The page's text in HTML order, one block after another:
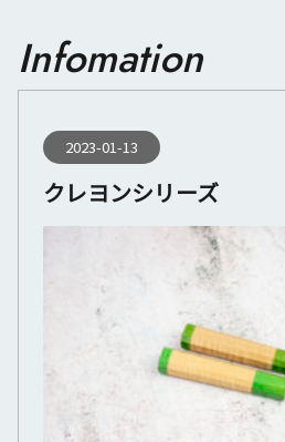
Infomation
2023-01-13
クレヨンシリーズ